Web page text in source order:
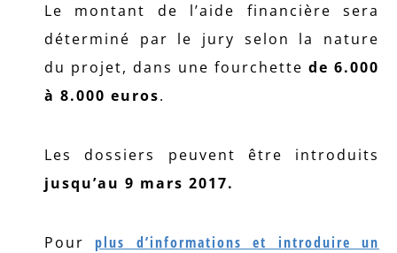
Le montant de l’aide financière sera
déterminé par le jury selon la nature
du projet, dans une fourchette de 6.000
à 8.000 euros.
Les dossiers peuvent être introduits
jusqu’au 9 mars 2017.
Pour plus d’informations et introduire un